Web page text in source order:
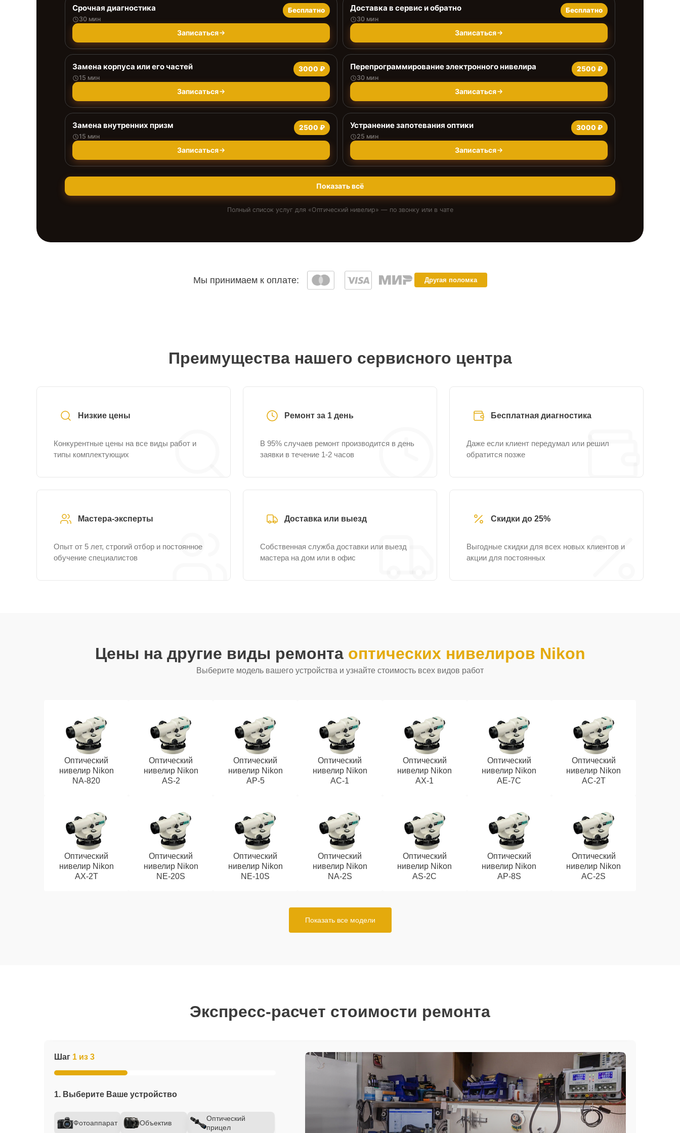
Срочная диагностика
30 мин
Бесплатно
Записаться
Доставка в сервис и обратно
30 мин
Бесплатно
Записаться
Замена корпуса или его частей
15 мин
3000 ₽
Записаться
Перепрограммирование электронного нивелира
30 мин
2500 ₽
Записаться
Замена внутренних призм
15 мин
2500 ₽
Записаться
Устранение запотевания оптики
25 мин
3000 ₽
Записаться
Показать всё
Полный список услуг для «Оптический нивелир» — по звонку или в чате
Мы принимаем к оплате: Другая поломка
Преимущества нашего сервисного центра
Низкие цены
Конкурентные цены на все виды работ и
типы комплектующих
Ремонт за 1 день
В 95% случаев ремонт производится в день
заявки в течение 1-2 часов
Бесплатная диагностика
Даже если клиент передумал или решил
обратится позже
Мастера-эксперты
Опыт от 5 лет, строгий отбор и постоянное
обучение специалистов
Доставка или выезд
Собственная служба доставки или выезд
мастера на дом или в офис
Скидки до 25%
Выгодные скидки для всех новых клиентов и
акции для постоянных
Цены на другие виды ремонта оптических нивелиров Nikon
Выберите модель вашего устройства и узнайте стоимость всех видов работ
Оптический
нивелир Nikon
NA-820
Оптический
нивелир Nikon
AS-2
Оптический
нивелир Nikon
AP-5
Оптический
нивелир Nikon
AC-1
Оптический
нивелир Nikon
AX-1
Оптический
нивелир Nikon
AE-7C
Оптический
нивелир Nikon
AC-2T
Оптический
нивелир Nikon
AX-2T
Оптический
нивелир Nikon
NE-20S
Оптический
нивелир Nikon
NE-10S
Оптический
нивелир Nikon
NA-2S
Оптический
нивелир Nikon
AS-2C
Оптический
нивелир Nikon
AP-8S
Оптический
нивелир Nikon
AC-2S
Показать все модели
Экспресс-расчет стоимости ремонта
Шаг 1 из 3
1. Выберите Ваше устройство
Фотоаппарат Объектив
Оптический
прицел